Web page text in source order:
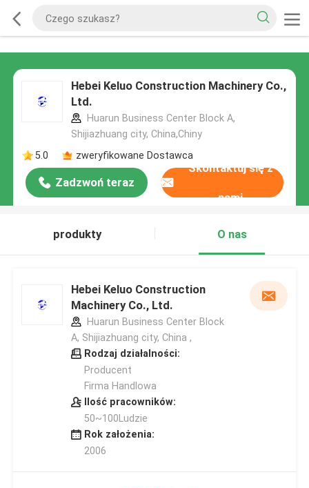
Hebei Keluo Construction Machinery Co.,
Ltd.
Huarun Business Center Block A,
Shijiazhuang city, China,Chiny
5.0
zweryfikowane Dostawca
Zadzwoń teraz
Skontaktuj się z
nami
produkty O nas
Hebei Keluo Construction
Machinery Co., Ltd.
Huarun Business Center Block
A, Shijiazhuang city, China ,
Rodzaj działalności:
Producent
Firma Handlowa
Ilość pracowników:
50~100Ludzie
Rok założenia:
2006